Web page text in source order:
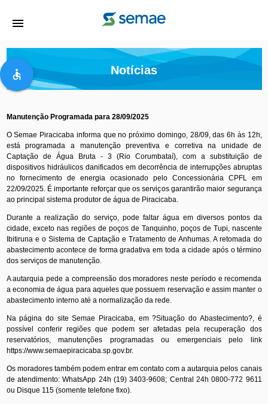
menu
accessible Notícias
Manutenção Programada para 28/09/2025
O Semae Piracicaba informa que no próximo domingo, 28/09, das 6h às 12h,
está programada a manutenção preventiva e corretiva na unidade de
Captação de Água Bruta - 3 (Rio Corumbataí), com a substituição de
dispositivos hidráulicos danificados em decorrência de interrupções abruptas
no fornecimento de energia ocasionado pelo Concessionária CPFL em
22/09/2025. É importante reforçar que os serviços garantirão maior segurança
ao principal sistema produtor de água de Piracicaba.
Durante a realização do serviço, pode faltar água em diversos pontos da
cidade, exceto nas regiões de poços de Tanquinho, poços de Tupi, nascente
Ibitiruna e o Sistema de Captação e Tratamento de Anhumas. A retomada do
abastecimento acontece de forma gradativa em toda a cidade após o término
dos serviços de manutenção.
A autarquia pede a compreensão dos moradores neste período e recomenda
a economia de água para aqueles que possuem reservação e assim manter o
abastecimento interno até a normalização da rede.
Na página do site Semae Piracicaba, em ?Situação do Abastecimento?, é
possível conferir regiões que podem ser afetadas pela recuperação dos
reservatórios, manutenções programadas ou emergenciais pelo link
https://www.semaepiracicaba.sp.gov.br.
Os moradores também podem entrar em contato com a autarquia pelos canais
de atendimento: WhatsApp 24h (19) 3403-9608; Central 24h 0800-772 9611
ou Disque 115 (somente telefone fixo).